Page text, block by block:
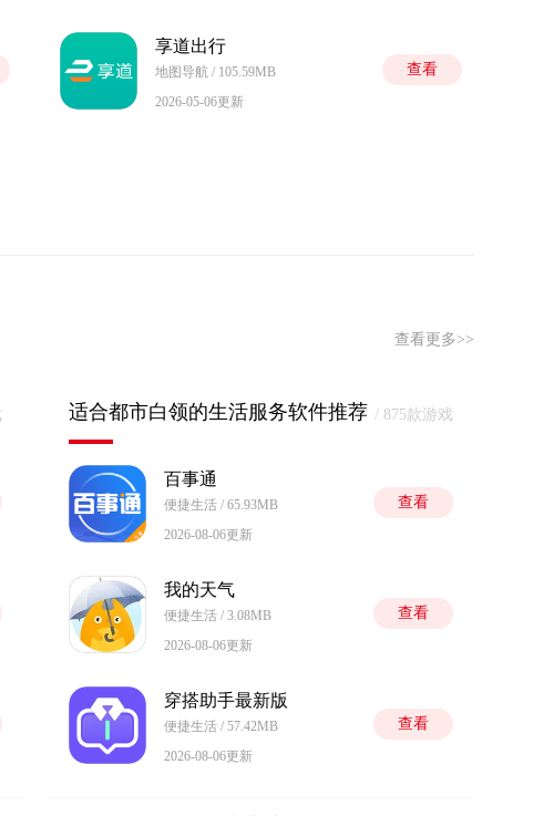
享道出行
地图导航 / 105.59MB
2026-05-06更新
查看
查看更多>>
适合都市白领的生活服务软件推荐 / 875款游戏
百事通
便捷生活 / 65.93MB
2026-08-06更新
查看
我的天气
便捷生活 / 3.08MB
2026-08-06更新
查看
穿搭助手最新版
便捷生活 / 57.42MB
2026-08-06更新
查看